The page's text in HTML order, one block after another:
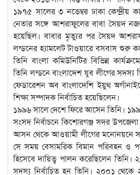
১৯৭৫ সালের ৩ নভেম্বর ঢাকা কেন্দ্রীয়
নেতার সঙ্গে আশরাফুলের বাবা সৈয়দ
হয়েছিল। বাবার মৃত্যুর পর সৈয়দ
লন্ডনের হ্যামলেট টাওয়ারে বসবাস শুরু
তিনি বাংলা কমিউনিটির বিভিন্ন
তিনি লন্ডনে বাংলাদেশ যুব লীগের
ফেডারেশন অব বাংলাদেশি ইয়ুথ
শিক্ষা সম্পাদক নির্বাচিত হয়েছিলেন।
১৯৯৬ সালে দেশে ফিরে আসেন তিনি।
সংসদ নির্বাচনে কিশোরগঞ্জ সদর
আসন থেকে আওয়ামী লীগের মনোনয়নে
সে সময় বেসামরিক বিমান পরিবহন ও
হিসেবে দায়িত্ব পালন করেছিলেন
সদস্য নির্বাচিত হন তিনি। ২০০১ থেকে